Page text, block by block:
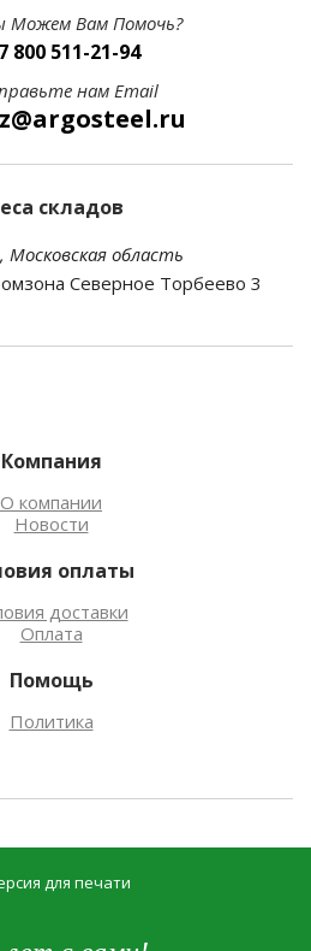
Можем Вам Помочь?
800 511-21-94
нам Email
Компания
О компании
Новости
оплаты
доставки
Оплата
Помощь
Политика
складов
Московская область
Северное Торбеево 3
для печати